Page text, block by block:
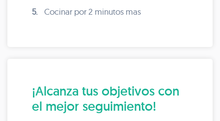
5.
Cocinar por 2 minutos mas
¡Alcanza tus objetivos con
el mejor seguimiento!